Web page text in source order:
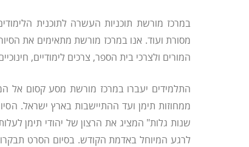
במרכז מורשת תוכניות העשרה לתוכנית
מסורת ועוד. אנו במרכז מורשת מתאימים את
המורים ולצרכי בית הספר, צרכים לימודיים,
התלמידים יעברו במרכז מורשת מסע קסום אל
ממחוזות תימן ועד ההתיישבות בארץ ישראל.
שנות גלות" המציג את הרצון של יהודי תימן
לרגע המיוחל באדמת הקודש. בסיום הסרט